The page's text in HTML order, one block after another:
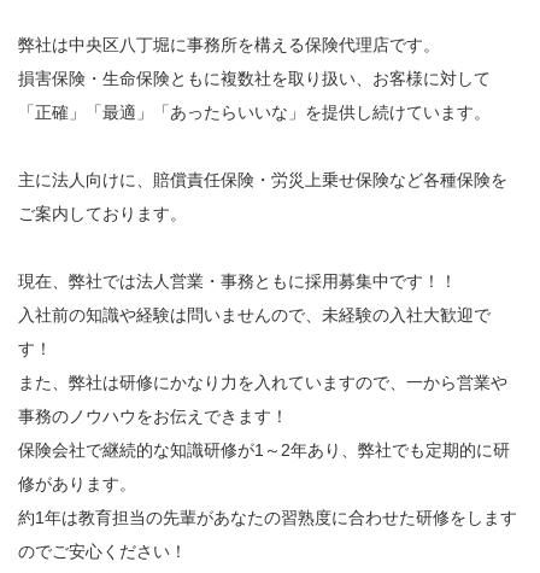
弊社は中央区八丁堀に事務所を構える保険代理店です。
損害保険・生命保険ともに複数社を取り扱い、お客様に対して
「正確」「最適」「あったらいいな」を提供し続けています。
主に法人向けに、賠償責任保険・労災上乗せ保険など各種保険を
ご案内しております。
現在、弊社では法人営業・事務ともに採用募集中です！！
入社前の知識や経験は問いませんので、未経験の入社大歓迎で
す！
また、弊社は研修にかなり力を入れていますので、一から営業や
事務のノウハウをお伝えできます！
保険会社で継続的な知識研修が1～2年あり、弊社でも定期的に研
修があります。
約1年は教育担当の先輩があなたの習熟度に合わせた研修をします
のでご安心ください！